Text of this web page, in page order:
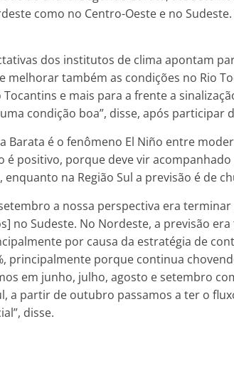
como no Centro-Oeste e no
dos institutos de clima apontam
melhorar também as condições no Rio
e mais para a frente a
condição boa”, disse, após participar
Barata é o fenômeno El Niño entre
é positivo, porque deve vir
na Região Sul a previsão é de
a nossa perspectiva era
no Sudeste. No Nordeste, a previsão
por causa da estratégia de
principalmente porque continua
em junho, julho, agosto e setembro
a partir de outubro passamos a ter o
disse.